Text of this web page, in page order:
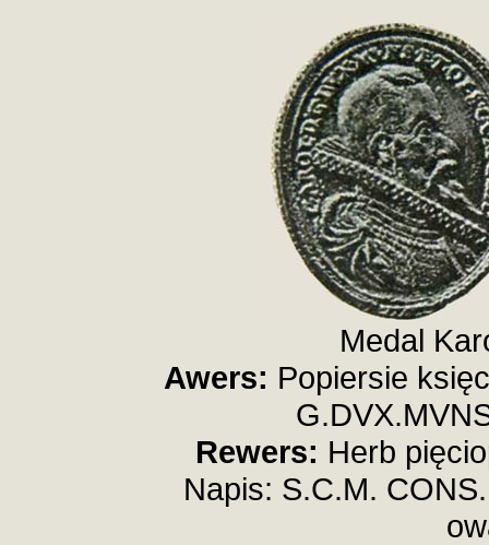
Medal
Awers: Popiersie
Rewers: Herb
Napis: S.C.M.